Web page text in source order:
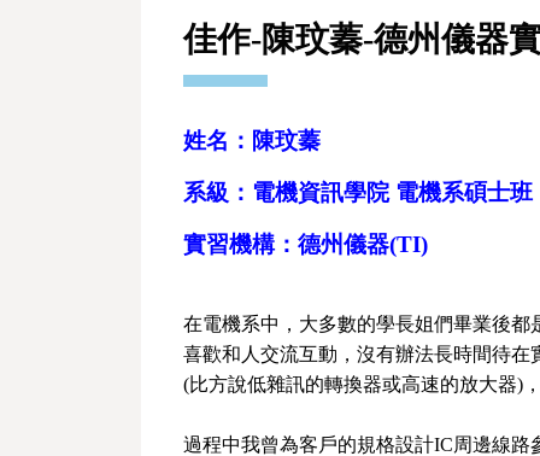
佳作-陳玟蓁-德州儀器
姓名：陳玟蓁
系級：電機資訊學院 電機系碩士班
實習機構：德州儀器(TI)
在電機系中，大多數的學長姐們畢業後
喜歡和人交流互動，沒有辦法長時間待在
(比方說低雜訊的轉換器或高速的放大器)
過程中我曾為客戶的規格設計IC周邊線